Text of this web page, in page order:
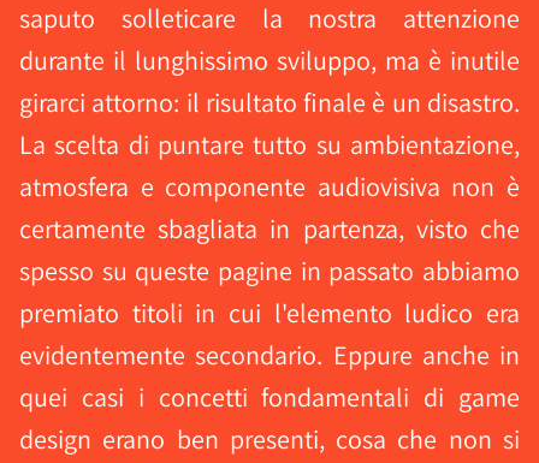
saputo solleticare la nostra attenzione
durante il lunghissimo sviluppo, ma è inutile
girarci attorno: il risultato finale è un disastro.
La scelta di puntare tutto su ambientazione,
atmosfera e componente audiovisiva non è
certamente sbagliata in partenza, visto che
spesso su queste pagine in passato abbiamo
premiato titoli in cui l'elemento ludico era
evidentemente secondario. Eppure anche in
quei casi i concetti fondamentali di game
design erano ben presenti, cosa che non si